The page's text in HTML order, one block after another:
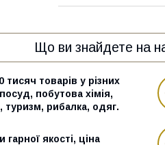
Що ви знайдете на
тисяч товарів у різних
побутова хімія,
туризм, рибалка, одяг.
гарної якості, ціна